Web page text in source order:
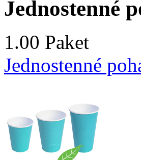
Jednostenné
1.00 Paket
Jednostenné